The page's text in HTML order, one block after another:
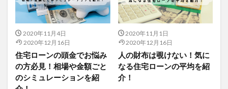
2020年11月4日
2020年12月16日
住宅ローンの頭金でお悩み
の方必見！相場や金額ごと
のシミュレーションを紹
2020年11月1日
2020年12月16日
人の財布は覗けない！気に
なる住宅ローンの平均を紹
介！
確定申告
税金 繰上返済
親子ローン
費用
資産運用 資金計画
返済
返済負担率
金融機関 銀行
頭金
検索